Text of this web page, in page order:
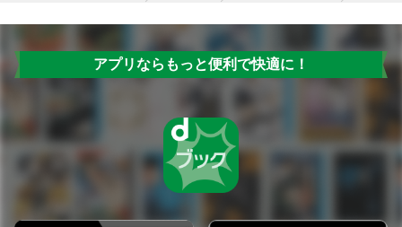
アプリならもっと便利で快適に！